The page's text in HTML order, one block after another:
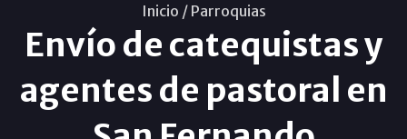
Inicio / Parroquias
Envío de catequistas y
agentes de pastoral en